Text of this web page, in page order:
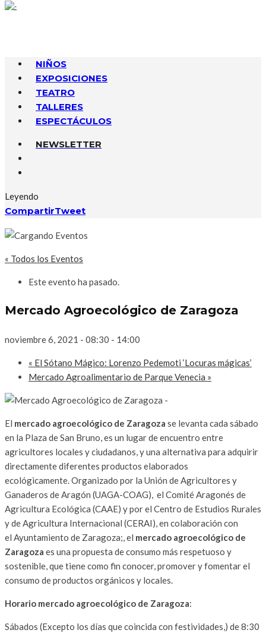
NIÑOS
EXPOSICIONES
TEATRO
TALLERES
ESPECTÁCULOS
NEWSLETTER
Leyendo
CompartirTweet
« Todos los Eventos
Este evento ha pasado.
Mercado Agroecológico de Zaragoza
noviembre 6, 2021 - 08:30 - 14:00
« El Sótano Mágico: Lorenzo Pedemoti ‘Locuras mágicas’
Mercado Agroalimentario de Parque Venecia »
El mercado agroecológico de Zaragoza se levanta cada sábado
en la Plaza de San Bruno, es un lugar de encuentro entre
agricultores locales y ciudadanos, y una alternativa para adquirir
directamente diferentes productos elaborados
ecológicamente. Organizado por la Unión de Agricultores y
Ganaderos de Aragón (UAGA-COAG), el Comité Aragonés de
Agricultura Ecológica (CAAE) y por el Centro de Estudios Rurales
y de Agricultura Internacional (CERAI), en colaboración con
el Ayuntamiento de Zaragoza;, el mercado agroecológico de
Zaragoza es una propuesta de consumo más respetuoso y
sostenible, que tiene como fin conocer, promover y fomentar el
consumo de productos orgánicos y locales.
Horario mercado agroecológico de Zaragoza:
Sábados (Excepto los días que coincida con festividades,) de 8:30